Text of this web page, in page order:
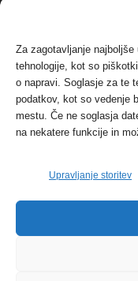
Za zagotavljanje
tehnologije, kot so
o napravi. Soglasje za te
podatkov, kot so vedenje
mestu. Če ne soglasja
na nekatere funkcije in
Upravljanje storitev
NAJBOLJ
svetu
Verbund
FOTO: